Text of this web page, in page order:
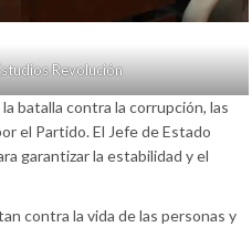
Revolución
batalla contra la corrupción, las
el Partido. El Jefe de Estado
garantizar la estabilidad y el
contra la vida de las personas y